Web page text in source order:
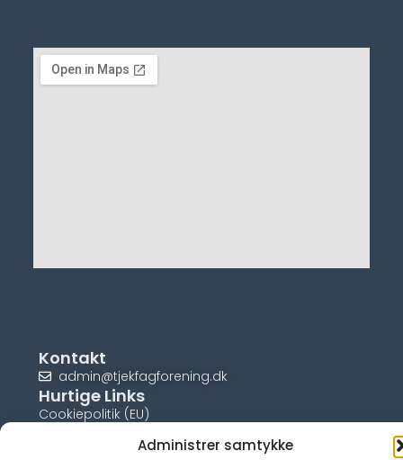
Administrer samtykke
Kontakt
admin@tjekfagforening.dk
Hurtige Links
Cookiepolitik (EU)